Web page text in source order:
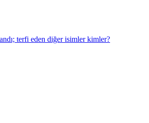
terfi eden diğer isimler kimler?